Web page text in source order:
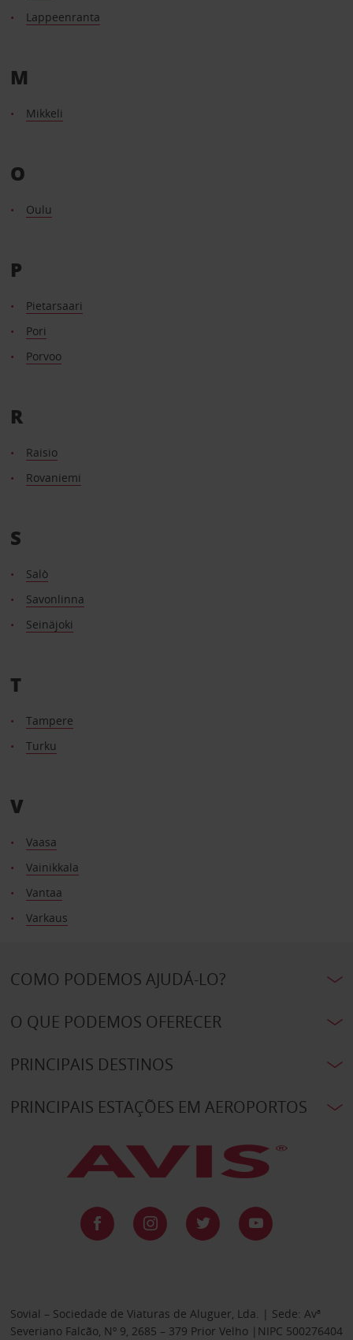
Lappeenranta
M
Mikkeli
O
Oulu
P
Pietarsaari
Pori
Porvoo
R
Raisio
Rovaniemi
S
Salò
Savonlinna
Seinäjoki
T
Tampere
Turku
V
Vaasa
Vainikkala
Vantaa
Varkaus
COMO PODEMOS AJUDÁ-LO?
O QUE PODEMOS OFERECER
PRINCIPAIS DESTINOS
PRINCIPAIS ESTAÇÕES EM AEROPORTOS
Sovial – Sociedade de Viaturas de Aluguer, Lda. | Sede: Avª
Severiano Falcão, Nº 9, 2685 – 379 Prior Velho |NIPC 500276404